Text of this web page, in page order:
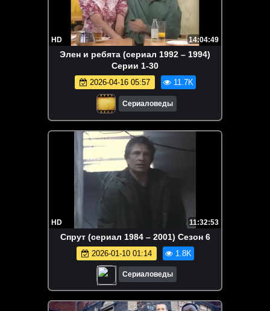
HD 14:04:49
Элен и ребята (сериал 1992 – 1994)
Серии 1-30
2026-04-16 05:57 11.7K
Сериаловеды
HD 11:32:53
Спрут (сериал 1984 – 2001) Сезон 6
2026-01-10 01:14 1.8K
Сериаловеды